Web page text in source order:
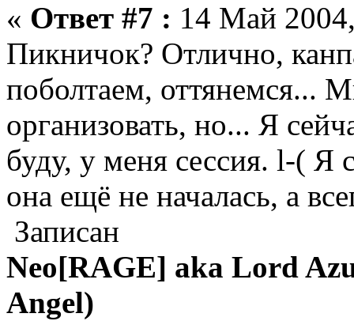
« Ответ #7 : 14 Май
Пикничок? Отлично,
поболтаем, оттянемся...
организовать, но... Я
буду, у меня сессия. l-( Я
она ещё не началась, а
Записан
Neo[RAGE] aka Lord
Angel)